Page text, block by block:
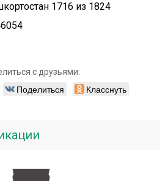
1716 из 1824
с друзьями:
Поделиться Класснуть